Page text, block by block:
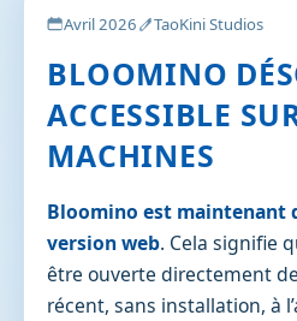
Avril 2026 TaoKini Studios
BLOOMINO
ACCESSIBLE
MACHINES
Bloomino est maintenant
version web. Cela signifie
être ouverte directement
récent, sans installation, à